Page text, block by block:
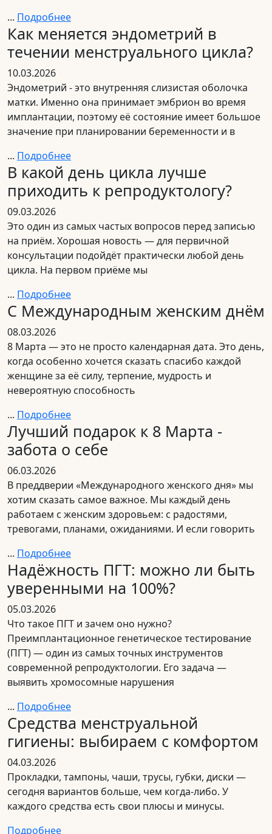
... Подробнее
Как меняется эндометрий в
течении менструального цикла?
10.03.2026
Эндометрий - это внутренняя слизистая оболочка
матки. Именно она принимает эмбрион во время
имплантации, поэтому её состояние имеет большое
значение при планировании беременности и в
... Подробнее
В какой день цикла лучше
приходить к репродуктологу?
09.03.2026
Это один из самых частых вопросов перед записью
на приём. Хорошая новость — для первичной
консультации подойдёт практически любой день
цикла. На первом приёме мы
... Подробнее
С Международным женским днём
08.03.2026
8 Марта — это не просто календарная дата. Это день,
когда особенно хочется сказать спасибо каждой
женщине за её силу, терпение, мудрость и
невероятную способность
... Подробнее
Лучший подарок к 8 Марта -
забота о себе
06.03.2026
В преддверии «Международного женского дня» мы
хотим сказать самое важное. Мы каждый день
работаем с женским здоровьем: с радостями,
тревогами, планами, ожиданиями. И если говорить
... Подробнее
Надёжность ПГТ: можно ли быть
уверенными на 100%?
05.03.2026
Что такое ПГТ и зачем оно нужно?
Преимплантационное генетическое тестирование
(ПГТ) — один из самых точных инструментов
современной репродуктологии. Его задача —
выявить хромосомные нарушения
... Подробнее
Средства менструальной
гигиены: выбираем с комфортом
04.03.2026
Прокладки, тампоны, чаши, трусы, губки, диски —
сегодня вариантов больше, чем когда-либо. У
каждого средства есть свои плюсы и минусы.
Подробнее